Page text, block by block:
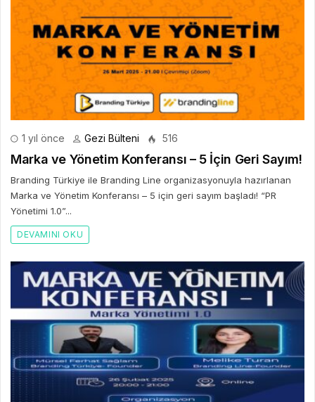
1 yıl önce Gezi Bülteni 516
Marka ve Yönetim Konferansı – 5 İçin Geri Sayım!
Branding Türkiye ile Branding Line organizasyonuyla hazırlanan
Marka ve Yönetim Konferansı – 5 için geri sayım başladı! “PR
Yönetimi 1.0”...
DEVAMINI OKU